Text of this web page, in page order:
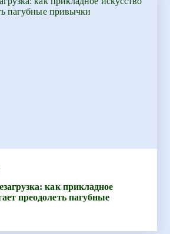
как прикладное
преодолеть пагубные